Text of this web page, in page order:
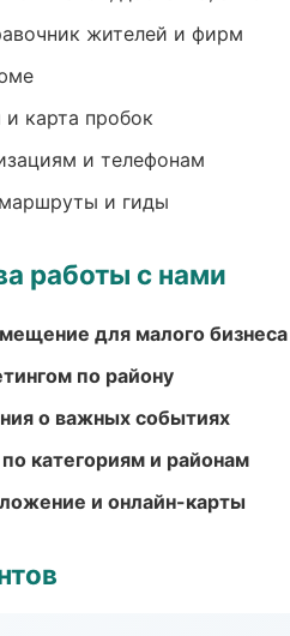
жителей и фирм
карта пробок
и телефонам
и гиды
работы с нами
для малого бизнеса
по району
о важных событиях
категориям и районам
и онлайн-карты